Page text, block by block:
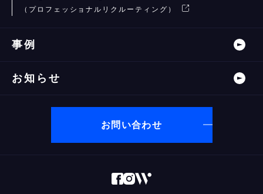
（プロフェッショナルリクルーティング）
事例
お知らせ
お問い合わせ